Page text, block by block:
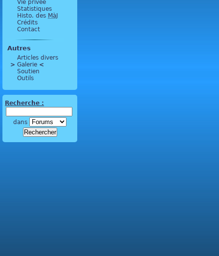
Vie privée
Statistiques
Histo. des MàJ
Crédits
Contact
Autres
Articles divers
> Galerie <
Soutien
Outils
Recherche :
dans